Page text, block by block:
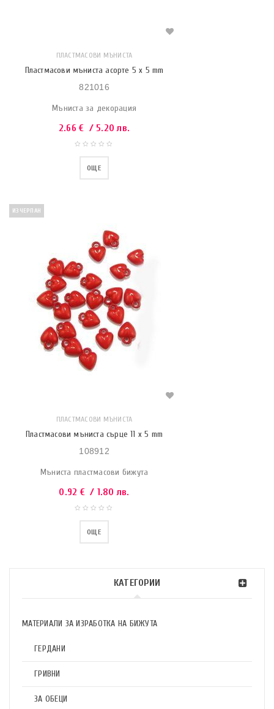
КАТЕГОРИИ
МАТЕРИАЛИ ЗА ИЗРАБОТКА НА БИЖУТА
ГЕРДАНИ
ГРИВНИ
ЗА ОБЕЦИ
ПЛАСТМАСОВИ МЪНИСТА
Пластмасови мъниста асорте 5 x 5 mm
821016
Мъниста за декорация
2.66€ / 5.20 лв.
ОЩЕ
ИЗЧЕРПАН
ПЛАСТМАСОВИ МЪНИСТА
Пластмасови мъниста сърце 11 x 5 mm
108912
Мъниста пластмасови бижута
0.92 € / 1.80 лв.
ОЩЕ